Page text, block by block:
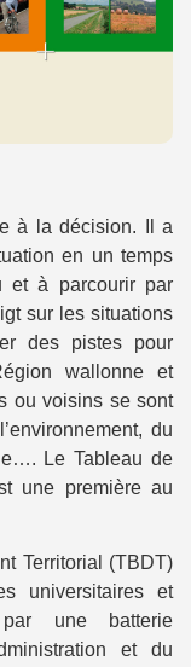
à la décision. Il a
en un temps
et à parcourir par
sur les situations
des pistes pour
wallonne et
ou voisins se sont
du
Le Tableau de
une première au
Territorial (TBDT)
universitaires et
par une batterie
et du